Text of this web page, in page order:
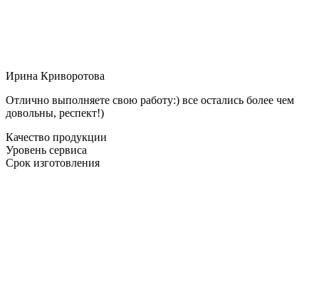
Ирина Криворотова
Отлично выполняете свою работу:) все остались более чем
довольны, респект!)
Качество продукции
Уровень сервиса
Срок изготовления